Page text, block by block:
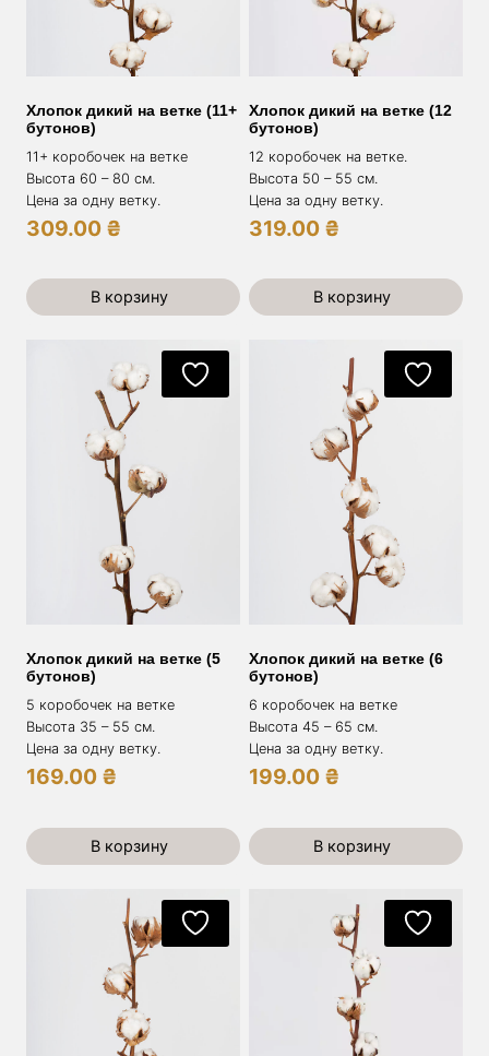
Хлопок дикий на ветке (11+
бутонов)
11+ коробочек на ветке
Высота 60 – 80 см.
Цена за одну ветку.
309.00 ₴
В корзину
Хлопок дикий на ветке (12
бутонов)
12 коробочек на ветке.
Высота 50 – 55 см.
Цена за одну ветку.
319.00 ₴
В корзину
Хлопок дикий на ветке (5
бутонов)
5 коробочек на ветке
Высота 35 – 55 см.
Цена за одну ветку.
169.00 ₴
В корзину
Хлопок дикий на ветке (6
бутонов)
6 коробочек на ветке
Высота 45 – 65 см.
Цена за одну ветку.
199.00 ₴
В корзину